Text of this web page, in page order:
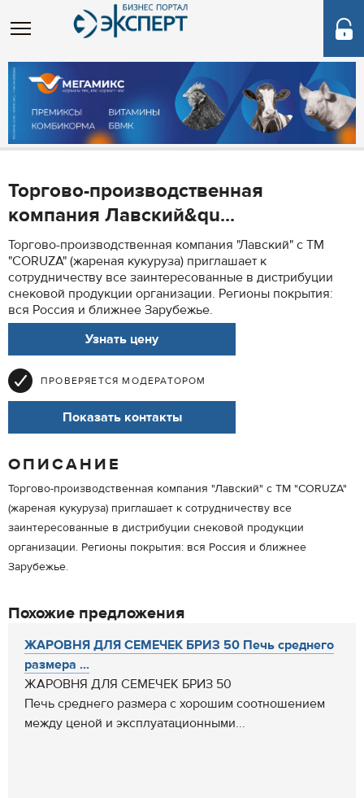
Торгово-производственная
компания Лавский&qu...
Торгово-производственная компания "Лавский" с ТМ
"CORUZA" (жареная кукуруза) приглашает к
сотрудничеству все заинтересованные в дистрибуции
снековой продукции организации. Регионы покрытия:
вся Россия и ближнее Зарубежье.
Узнать цену
ПРОВЕРЯЕТСЯ МОДЕРАТОРОМ
Показать контакты
ОПИСАНИЕ
Торгово-производственная компания "Лавский" с ТМ "CORUZA"
(жареная кукуруза) приглашает к сотрудничеству все
заинтересованные в дистрибуции снековой продукции
организации. Регионы покрытия: вся Россия и ближнее
Зарубежье.
Похожие предложения
ЖАРОВНЯ ДЛЯ СЕМЕЧЕК БРИЗ 50 Печь среднего
размера ...
ЖАРОВНЯ ДЛЯ СЕМЕЧЕК БРИЗ 50
Печь среднего размера с хорошим соотношением
между ценой и эксплуатационными...